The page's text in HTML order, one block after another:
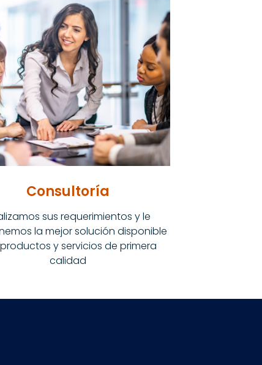
Consultoría
sus requerimientos y le
la mejor solución disponible
y servicios de primera
calidad